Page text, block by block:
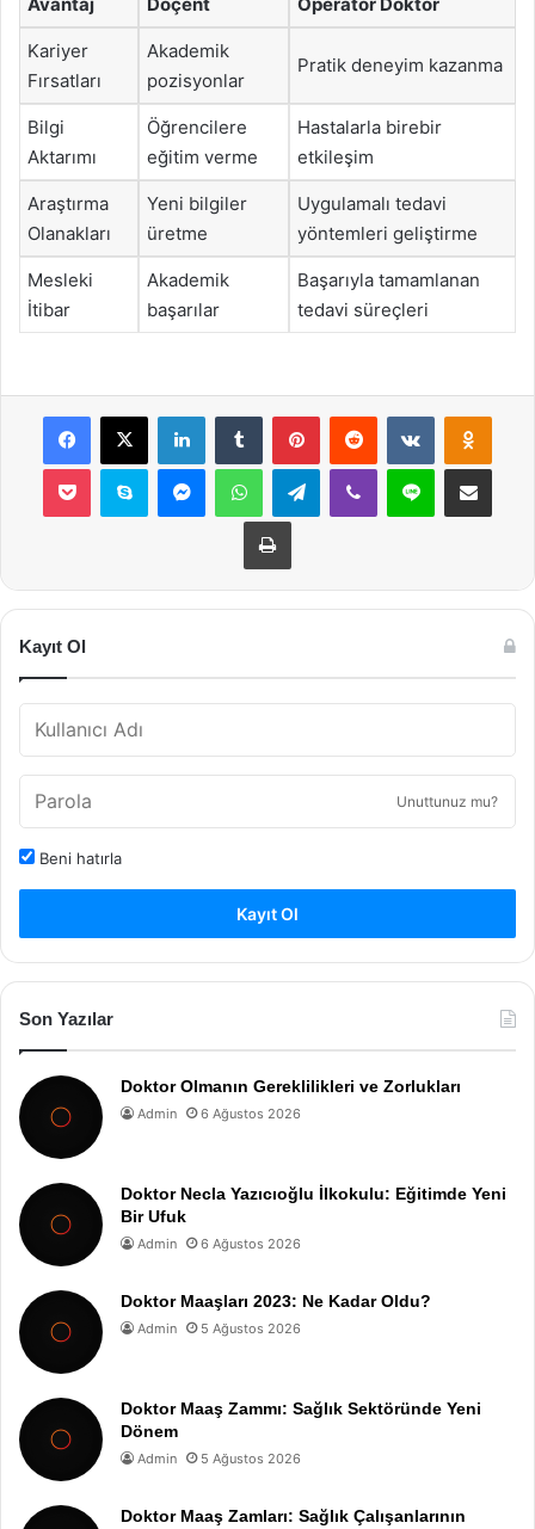
Kariyer
Fırsatları
Akademik
pozisyonlar
Pratik deneyim kazanma
Bilgi
Aktarımı
Öğrencilere
eğitim verme
Hastalarla birebir
etkileşim
Araştırma
Olanakları
Yeni bilgiler
üretme
Uygulamalı tedavi
yöntemleri geliştirme
Mesleki
İtibar
Akademik
başarılar
Başarıyla tamamlanan
tedavi süreçleri
Facebook
X LinkedInTumblr PinterestReddit VKontakte
Pocket Skype MessengerWhatsAppTelegramViber Line E-Posta ile
Yazdır
Kayıt Ol
Unuttunuz mu?
Beni hatırla
Kayıt Ol
Son Yazılar
Doktor Olmanın Gereklilikleri ve Zorlukları
Admin 6 Ağustos 2026
Doktor Necla Yazıcıoğlu İlkokulu: Eğitimde Yeni
Bir Ufuk
Admin 6 Ağustos 2026
Doktor Maaşları 2023: Ne Kadar Oldu?
Admin 5 Ağustos 2026
Doktor Maaş Zammı: Sağlık Sektöründe Yeni
Dönem
Admin 5 Ağustos 2026
Doktor Maaş Zamları: Sağlık Çalışanlarının